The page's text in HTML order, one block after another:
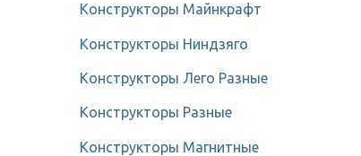
Конструкторы Майнкрафт
Конструкторы Ниндзяго
Конструкторы Лего Разные
Конструкторы Разные
Конструкторы Магнитные